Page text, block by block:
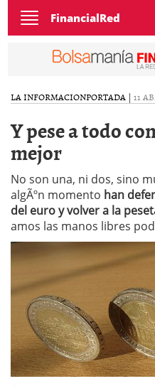
Toggle
navigation
FinancialRed
LA INFORMACIONPORTADA | 11
Y pese a todo
mejor
No son una, ni dos, sino
algÃºn momento han
del euro y volver a la
amos las manos libres